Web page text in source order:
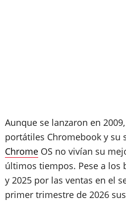
Aunque se lanzaron en
portátiles Chromebook y su
Chrome OS no vivían su
últimos tiempos. Pese a los
y 2025 por las ventas en el
primer trimestre de 2026